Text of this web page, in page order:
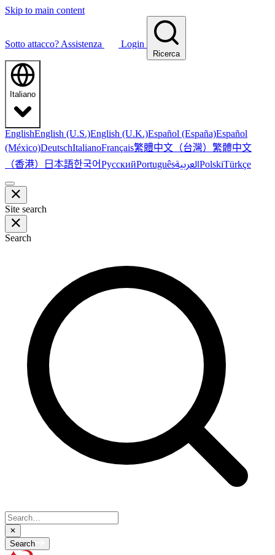
Skip to main content
Sotto attacco? Assistenza Login
Ricerca
Italiano
EnglishEnglish (U.S.)English (U.K.)Español (España)Español
(México)DeutschItalianoFrançais繁體中文（台灣） 繁體中文
（香港） 日本語한국어РусскийPortuguêsالعربيةPolskiTürkçe
Site search
Search
Search